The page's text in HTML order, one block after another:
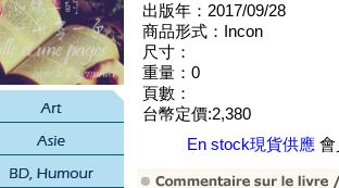
出版年：2017/09/28
商品形式：Incon
尺寸：
重量：0
頁數：
台幣定價:2,380
En stock現貨供應 會